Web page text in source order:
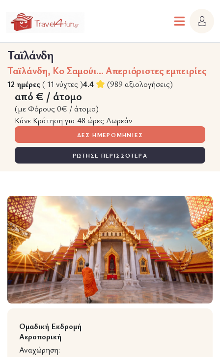
Ταϊλάνδη
Ταϊλάνδη, Κο Σαμούι... Απεριόριστες εμπειρίες
12 ημέρες ( 11 νύχτες )4.4 (989 αξιολογήσεις)
από € / άτομο
(με Φόρους 0€ / άτομο)
Κάνε Κράτηση για 48 ώρες Δωρεάν
ΔΕΣ ΗΜΕΡΟΜΗΝΙΕΣ
ΡΩΤΗΣΕ ΠΕΡΙΣΣΟΤΕΡΑ
Wildlife
Ομαδική Εκδρομή
Αεροπορική
Αναχώρηση: